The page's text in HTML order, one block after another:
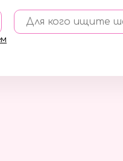
Для кого ищите